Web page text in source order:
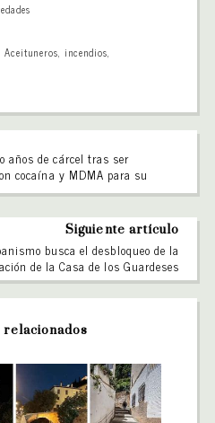
Aceituneros, incendios,
años de cárcel tras ser
cocaína y MDMA para su
Siguiente artículo
busca el desbloqueo de la
de la Casa de los Guardeses